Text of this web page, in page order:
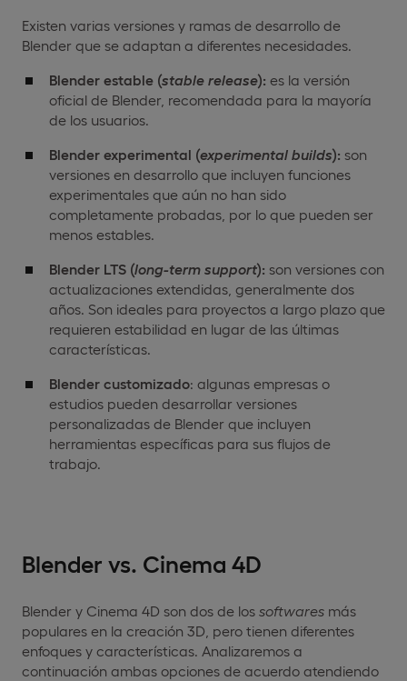
Existen varias versiones y ramas de desarrollo de
Blender que se adaptan a diferentes necesidades.
Blender estable (stable release): es la versión
oficial de Blender, recomendada para la mayoría
de los usuarios.
Blender experimental (experimental builds): son
versiones en desarrollo que incluyen funciones
experimentales que aún no han sido
completamente probadas, por lo que pueden ser
menos estables.
Blender LTS (long-term support): son versiones con
actualizaciones extendidas, generalmente dos
años. Son ideales para proyectos a largo plazo que
requieren estabilidad en lugar de las últimas
características.
Blender customizado: algunas empresas o
estudios pueden desarrollar versiones
personalizadas de Blender que incluyen
herramientas específicas para sus flujos de
trabajo.
Blender vs. Cinema 4D
Blender y Cinema 4D son dos de los softwares más
populares en la creación 3D, pero tienen diferentes
enfoques y características. Analizaremos a
continuación ambas opciones de acuerdo atendiendo